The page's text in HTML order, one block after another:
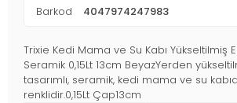
Barkod 4047974247983
Trixie Kedi Mama ve Su Kabı Yükseltilmiş
Seramik 0,15Lt 13cm BeyazYerden
tasarımlı, seramik, kedi mama ve su
renklidir.0,15Lt Çap13cm